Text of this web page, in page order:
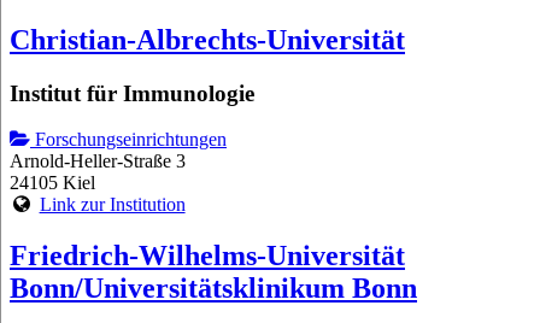
Christian-Albrechts-Universität
Institut für Immunologie
Forschungseinrichtungen
Arnold-Heller-Straße 3
24105 Kiel
Link zur Institution
Friedrich-Wilhelms-Universität
Bonn/Universitätsklinikum Bonn